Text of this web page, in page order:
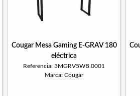
Cougar Mesa Gaming E-GRAV 180
eléctrica
Referencia: 3MGRV5WB.0001
Marca: Cougar